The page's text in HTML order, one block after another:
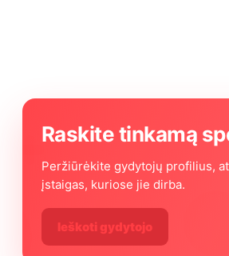
Raskite tinkamą
Peržiūrėkite gydytojų profilius,
įstaigas, kuriose jie dirba.
Ieškoti gydytojo